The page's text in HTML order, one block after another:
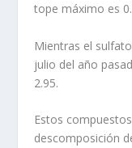
tope máximo es
Mientras el
julio del año
2.95.
Estos
descomposición